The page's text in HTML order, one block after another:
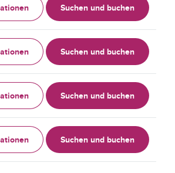
Suchen und buchen
Suchen und buchen
Suchen und buchen
Suchen und buchen